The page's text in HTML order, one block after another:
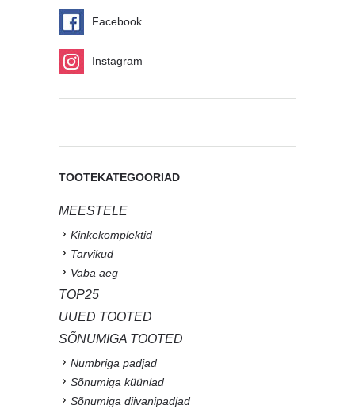
Facebook
Instagram
TOOTEKATEGOORIAD
MEESTELE
Kinkekomplektid
Tarvikud
Vaba aeg
TOP25
UUED TOOTED
SÕNUMIGA TOOTED
Numbriga padjad
Sõnumiga küünlad
Sõnumiga diivanipadjad